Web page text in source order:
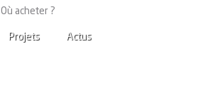
Où acheter ?
Projets Actus